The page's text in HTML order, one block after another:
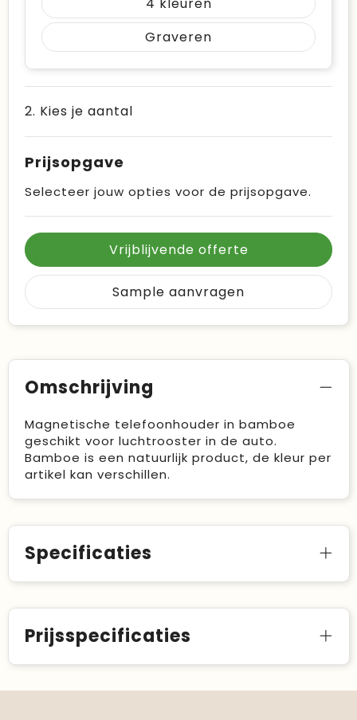
Graveren
2. Kies je aantal
Prijsopgave
Selecteer jouw opties voor de prijsopgave.
Vrijblijvende offerte
Sample aanvragen
Omschrijving
Magnetische telefoonhouder in bamboe
geschikt voor luchtrooster in de auto.
Bamboe is een natuurlijk product, de kleur per
artikel kan verschillen.
Specificaties
Prijsspecificaties